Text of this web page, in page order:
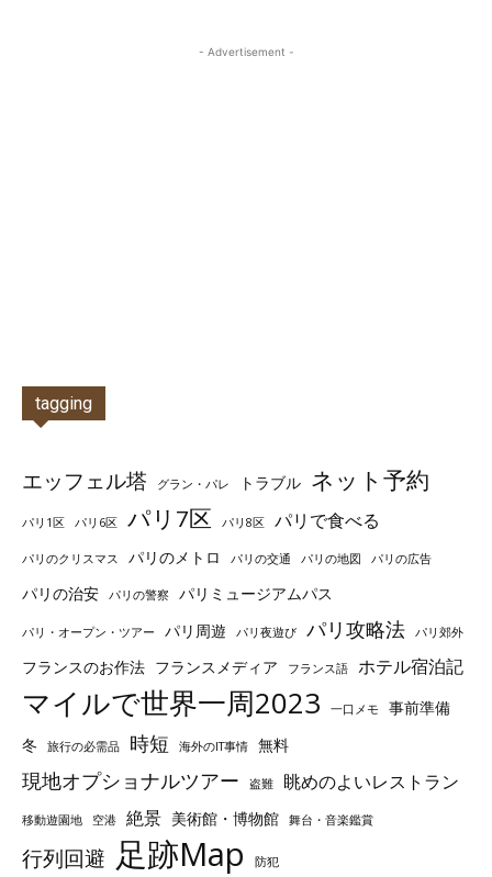
- Advertisement -
tagging
エッフェル塔 グラン・パレ トラブル ネット予約
パリ1区 パリ6区 パリ7区 パリ8区 パリで食べる
パリのクリスマス パリのメトロ パリの交通 パリの地図 パリの広告
パリの治安 パリの警察 パリミュージアムパス
パリ・オープン・ツアー パリ周遊 パリ夜遊び パリ攻略法 パリ郊外
フランスのお作法 フランスメディア フランス語 ホテル宿泊記
マイルで世界一周2023 一口メモ
事前準備
冬
旅行の必需品 時短 海外のIT事情 無料
現地オプショナルツアー 盗難 眺めのよいレストラン
移動遊園地 空港 絶景 美術館・博物館 舞台・音楽鑑賞
行列回避 足跡Map 防犯